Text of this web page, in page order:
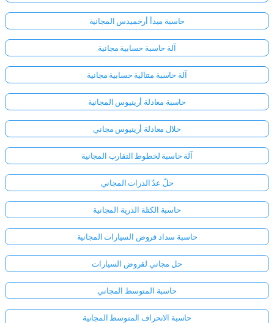
حاسبة مبدأ أرخميدس المجانية
آلة حاسبة حسابية مجانية
آلة حاسبة متتالية حسابية مجانية
حاسبة معادلة أرينيوس المجانية
حلال معادلة أرينيوس مجاني
آلة حاسبة لخطوط التقارب المجانية
حلّ عدّ الذرات المجاني
حاسبة الكتلة الذرية المجانية
حاسبة سداد قروض السيارات المجانية
حل مجاني لقروض السيارات
حاسبة المتوسط المجاني
حاسبة الانحراف المتوسط المجانية